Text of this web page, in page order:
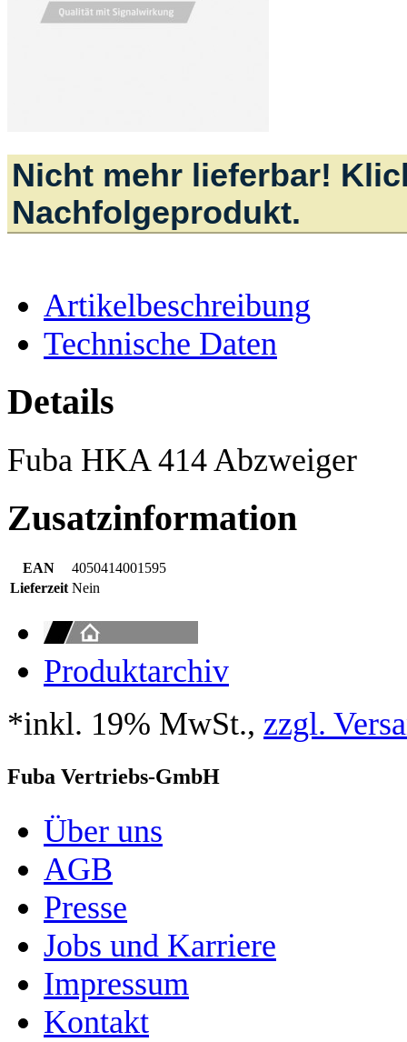
Nicht mehr lieferbar!
Nachfolgeprodukt.
Artikelbeschreibung
Technische Daten
Details
Fuba HKA 414 Abzweiger
Zusatzinformation
EAN
4050414001595
Lieferzeit Nein
Produktarchiv
*inkl. 19% MwSt., zzgl.
Fuba Vertriebs-GmbH
Über uns
AGB
Presse
Jobs und Karriere
Impressum
Kontakt